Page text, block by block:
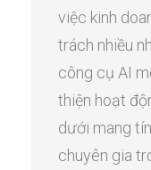
việc kinh
trách nhiều
công cụ AI
thiện hoạt
dưới mang
chuyên gia